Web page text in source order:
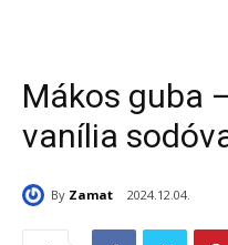
Mákos guba
vanília
By Zamat 2024.12.04.